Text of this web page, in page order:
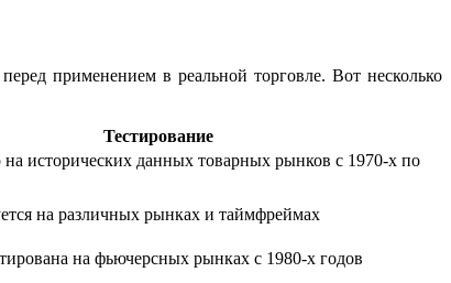
применением в реальной торговле. Вот несколько
Тестирование
на исторических данных товарных рынков с 1970-х по
на различных рынках и таймфреймах
на фьючерсных рынках с 1980-х годов